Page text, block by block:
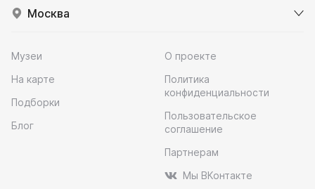
Москва
Музеи
На карте
Подборки
Блог
О проекте
Политика
конфиденциальности
Пользовательское
соглашение
Партнерам
Мы ВКонтакте